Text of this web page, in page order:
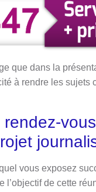
que dans la
à rendre les sujets
vous exposez
de cette